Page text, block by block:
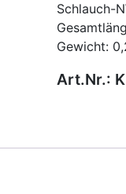
Schlauch-
Gewicht:
Art.Nr.: